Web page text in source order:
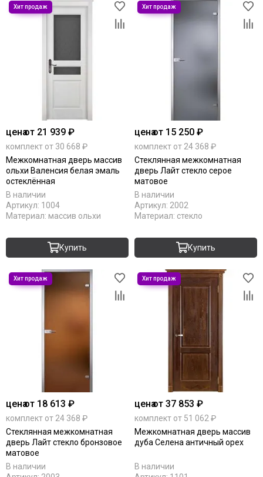
ценаот 21 939 ₽
комплект от 30 668 ₽
Межкомнатная дверь массив
ольхи Валенсия белая эмаль
остеклённая
В наличии
Артикул: 1004
Материал: массив ольхи
Купить
ценаот 15 250 ₽
комплект от 24 368 ₽
Стеклянная межкомнатная
дверь Лайт стекло серое
матовое
В наличии
Артикул: 2002
Материал: стекло
Купить
ценаот 18 613 ₽
комплект от 24 368 ₽
Стеклянная межкомнатная
дверь Лайт стекло бронзовое
матовое
В наличии
ценаот 37 853 ₽
комплект от 51 062 ₽
Межкомнатная дверь массив
дуба Селена античный орех
В наличии